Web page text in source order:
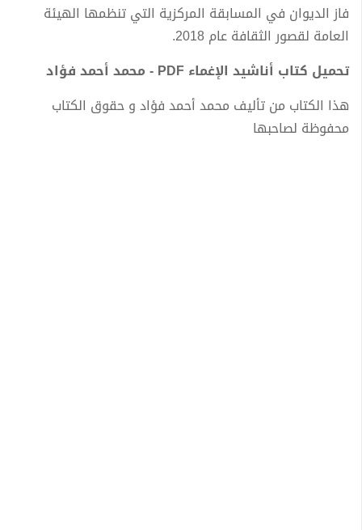
فاز الديوان في المسابقة المركزية التي تنظمها الهيئة
العامة لقصور الثقافة عام 2018.
تحميل كتاب أناشيد الإغماء PDF - محمد أحمد فؤاد
هذا الكتاب من تأليف محمد أحمد فؤاد و حقوق الكتاب
محفوظة لصاحبها